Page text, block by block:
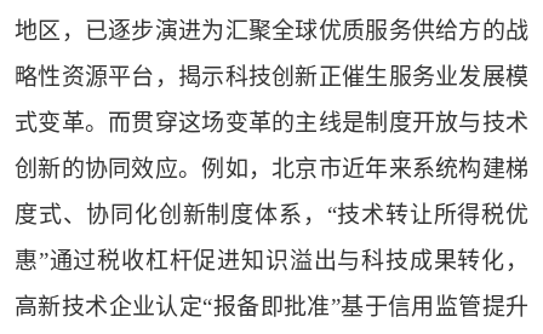
地区，已逐步演进为汇聚全球优质服务供给方的战
略性资源平台，揭示科技创新正催生服务业发展模
式变革。而贯穿这场变革的主线是制度开放与技术
创新的协同效应。例如，北京市近年来系统构建梯
度式、协同化创新制度体系，“技术转让所得税优
惠”通过税收杠杆促进知识溢出与科技成果转化，
高新技术企业认定“报备即批准”基于信用监管提升